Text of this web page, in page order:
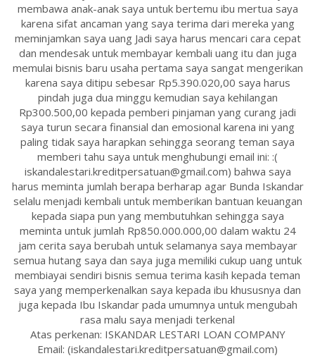
membawa anak-anak saya untuk bertemu ibu mertua saya
karena sifat ancaman yang saya terima dari mereka yang
meminjamkan saya uang Jadi saya harus mencari cara cepat
dan mendesak untuk membayar kembali uang itu dan juga
memulai bisnis baru usaha pertama saya sangat mengerikan
karena saya ditipu sebesar Rp5.390.020,00 saya harus
pindah juga dua minggu kemudian saya kehilangan
Rp300.500,00 kepada pemberi pinjaman yang curang jadi
saya turun secara finansial dan emosional karena ini yang
paling tidak saya harapkan sehingga seorang teman saya
memberi tahu saya untuk menghubungi email ini: :(
iskandalestari.kreditpersatuan@gmail.com) bahwa saya
harus meminta jumlah berapa berharap agar Bunda Iskandar
selalu menjadi kembali untuk memberikan bantuan keuangan
kepada siapa pun yang membutuhkan sehingga saya
meminta untuk jumlah Rp850.000.000,00 dalam waktu 24
jam cerita saya berubah untuk selamanya saya membayar
semua hutang saya dan saya juga memiliki cukup uang untuk
membiayai sendiri bisnis semua terima kasih kepada teman
saya yang memperkenalkan saya kepada ibu khususnya dan
juga kepada Ibu Iskandar pada umumnya untuk mengubah
rasa malu saya menjadi terkenal
Atas perkenan: ISKANDAR LESTARI LOAN COMPANY
Email: (iskandalestari.kreditpersatuan@gmail.com)